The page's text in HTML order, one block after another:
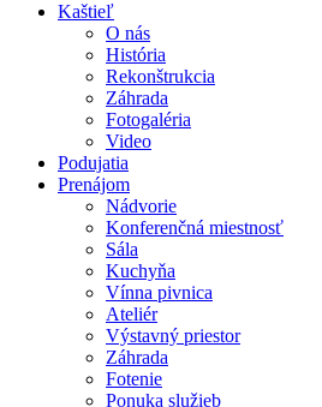
Kaštieľ
O nás
História
Rekonštrukcia
Záhrada
Fotogaléria
Video
Podujatia
Prenájom
Nádvorie
Konferenčná miestnosť
Sála
Kuchyňa
Vínna pivnica
Ateliér
Výstavný priestor
Záhrada
Fotenie
Ponuka služieb